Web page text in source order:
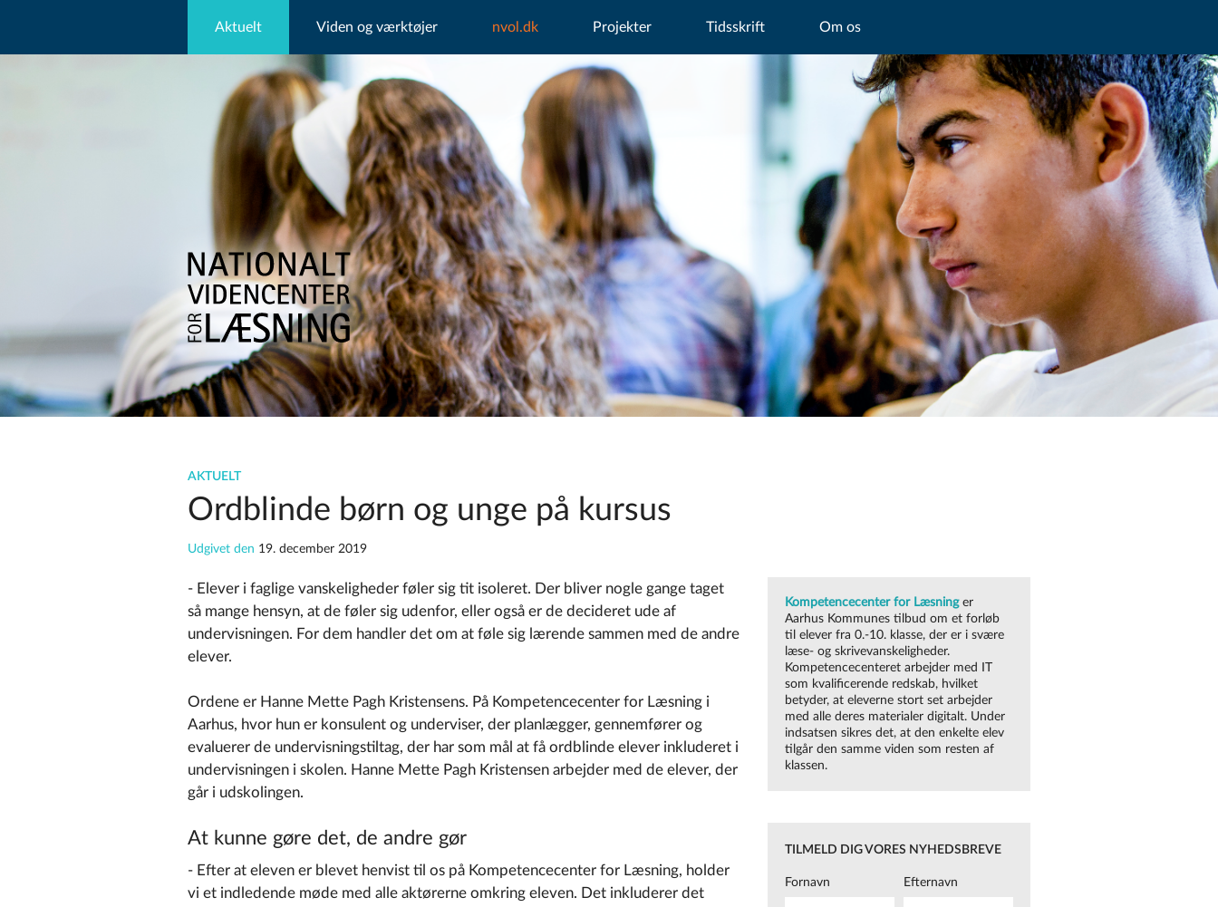
Aktuelt Viden og værktøjer nvol.dk Projekter Tidsskrift Om os
AKTUELT
Ordblinde børn og unge på kursus
Udgivet den 19. december 2019
- Elever i faglige vanskeligheder føler sig tit isoleret. Der bliver nogle gange taget
så mange hensyn, at de føler sig udenfor, eller også er de decideret ude af
undervisningen. For dem handler det om at føle sig lærende sammen med de andre
elever.
Ordene er Hanne Mette Pagh Kristensens. På Kompetencecenter for Læsning i
Aarhus, hvor hun er konsulent og underviser, der planlægger, gennemfører og
evaluerer de undervisningstiltag, der har som mål at få ordblinde elever inkluderet i
undervisningen i skolen. Hanne Mette Pagh Kristensen arbejder med de elever, der
går i udskolingen.
At kunne gøre det, de andre gør
- Efter at eleven er blevet henvist til os på Kompetencecenter for Læsning, holder
vi et indledende møde med alle aktørerne omkring eleven. Det inkluderer det
Kompetencecenter for Læsninger
Aarhus Kommunes tilbud om et forløb
til elever fra 0.-10. klasse, der er i svære
læse- og skrivevanskeligheder.
Kompetencecenteret arbejder med IT
som kvalificerende redskab, hvilket
betyder, at eleverne stort set arbejder
med alle deres materialer digitalt. Under
indsatsen sikres det, at den enkelte elev
tilgår den samme viden som resten af
klassen.
TILMELD DIG VORES NYHEDSBREVE
Fornavn Efternavn